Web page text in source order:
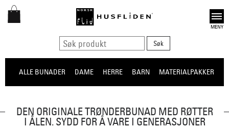
Open
ALLE BUNADER DAME HERRE BARN MATERIALPAKKER
DEN ORIGINALE TRØNDERBUNAD MED RØTTER
I ÅLEN. SYDD FOR Å VARE I GENERASJONER